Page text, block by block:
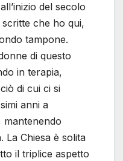
del secolo
che ho qui,
tampone.
di questo
in terapia,
di cui ci si
anni a
La Chiesa è solita
il triplice aspetto